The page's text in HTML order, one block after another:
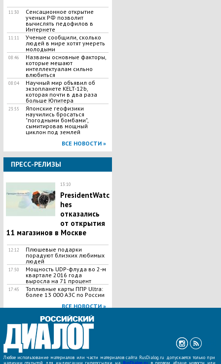
11:30
Сенсационное открытие
ученых РФ позволит
вычислять педофилов в
Интернете
11:11
Ученые сообщили, сколько
людей в мире хотят умереть
молодыми
08:46
Названы основные факторы,
которые мешают
интеллектуалам сильно
влюбиться
08:04
Научный мир объявил об
экзопланете KELT-12b,
которая почти в два раза
больше Юпитера
23:55
Японские геофизики
научились бросаться
"погодными бомбами",
сымитировав мощный
циклон под землей
ВСЕ НОВОСТИ »
ПРЕСС-РЕЛИЗЫ
13:10
PresidentWatc
hes
отказались
от открытия
11 магазинов в Москве
12:12
Плюшевые подарки
порадуют близких любимых
людей
17:50
Мощность UDP-флуда во 2-м
квартале 2016 года
выросла на 71 процент
17:45
Топливные карты ППР Ultra:
более 13 000 АЗС по России
ВСЕ НОВОСТИ »
Любое использование материалов или части материалов сайта RusDialog.ru допускается только при
наличии открытой для индексации гиперссылки на RusDialog.ru в первом абзаце новости или